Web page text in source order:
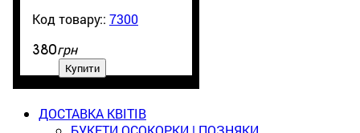
7300
380грн
Купити
ДОСТАВКА КВІТІВ